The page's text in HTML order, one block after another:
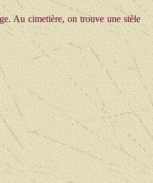
Au cimetière, on trouve une stèle